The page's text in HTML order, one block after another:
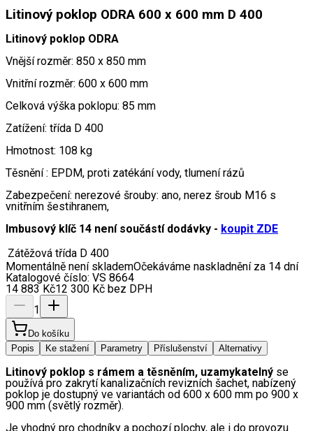
Litinový poklop ODRA 600 x 600 mm D 400
Litinový poklop ODRA
Vnější rozměr: 850 x 850 mm
Vnitřní rozměr: 600 x 600 mm
Celková výška poklopu: 85 mm
Zatížení: třída D 400
Hmotnost: 108 kg
Těsnění : EPDM, proti zatékání vody, tlumení rázů
Zabezpečení: nerezové šrouby: ano, nerez šroub M16 s
vnitřním šestihranem,
Imbusový klíč 14 není součástí dodávky - koupit ZDE
Zátěžová třída D 400
Momentálně není sklademOčekáváme naskladnění za 14 dní
Katalogové číslo: VS 8664
14 883 Kč12 300 Kč bez DPH
1
Do košíku
Popis
Ke stažení Parametry Příslušenství Alternativy
Litinový poklop s rámem a těsněním, uzamykatelný se
používá pro zakrytí kanalizačních revizních šachet, nabízený
poklop je dostupný ve variantách od 600 x 600 mm po 900 x
900 mm (světlý rozměr).
Je vhodný pro chodníky a pochozí plochy, ale i do provozu